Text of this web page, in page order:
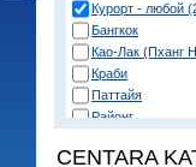
Курорт - любой
Бангкок
Као-Лак (Пханг
Краби
Паттайя
Районг
о. Пханган
CENTARA